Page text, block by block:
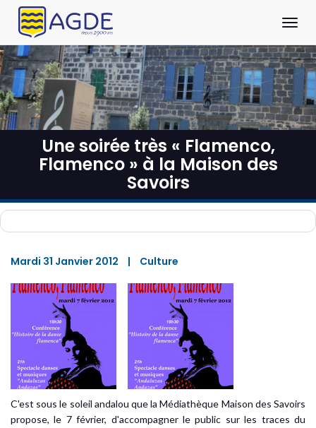
Aller au contenu principal
Une soirée très « Flamenco,
Flamenco » à la Maison des
Savoirs
Mardi 31 Janvier 2012 | Culture
C'est sous le soleil andalou que la Médiathèque Maison des Savoirs
propose, le 7 février, d'accompagner le public sur les traces du
Panneau de gestion des cookies